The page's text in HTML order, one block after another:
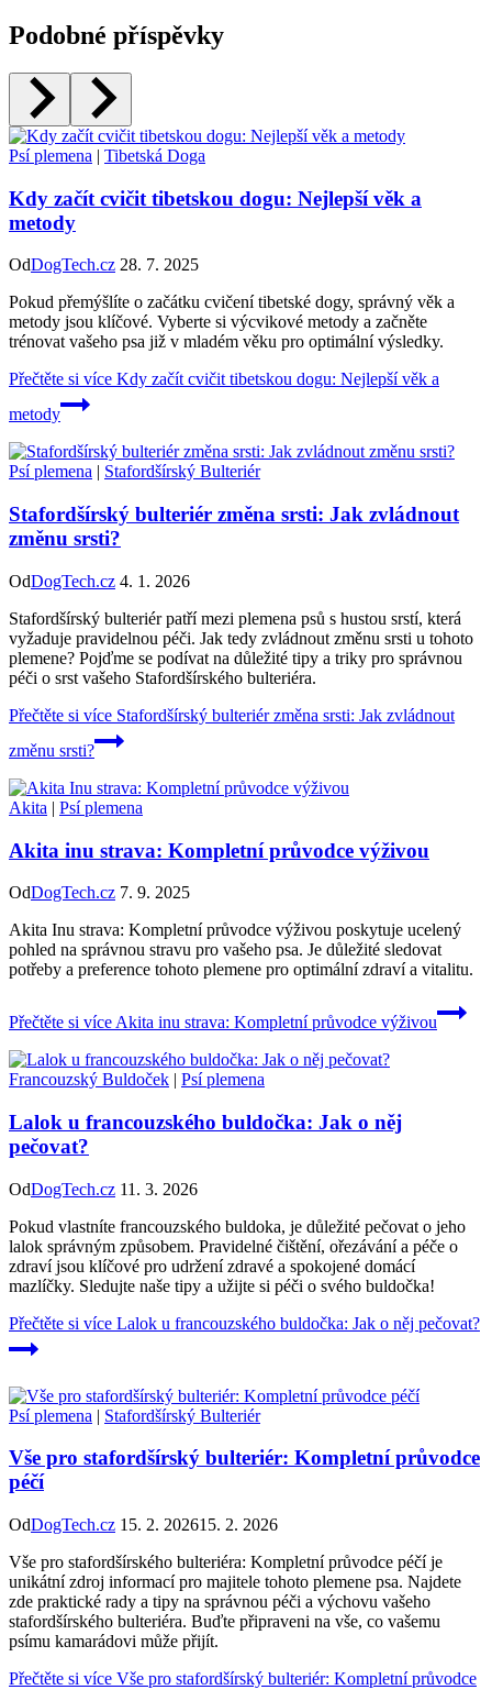
Podobné příspěvky
Psí plemena | Tibetská Doga
Kdy začít cvičit tibetskou dogu: Nejlepší věk a
metody
OdDogTech.cz 28. 7. 2025
Pokud přemýšlíte o začátku cvičení tibetské dogy, správný věk a
metody jsou klíčové. Vyberte si výcvikové metody a začněte
trénovat vašeho psa již v mladém věku pro optimální výsledky.
Přečtěte si více Kdy začít cvičit tibetskou dogu: Nejlepší věk a
metody
Psí plemena | Stafordšírský Bulteriér
Stafordšírský bulteriér změna srsti: Jak zvládnout
změnu srsti?
OdDogTech.cz 4. 1. 2026
Stafordšírský bulteriér patří mezi plemena psů s hustou srstí, která
vyžaduje pravidelnou péči. Jak tedy zvládnout změnu srsti u tohoto
plemene? Pojďme se podívat na důležité tipy a triky pro správnou
péči o srst vašeho Stafordšírského bulteriéra.
Přečtěte si více Stafordšírský bulteriér změna srsti: Jak zvládnout
změnu srsti?
Akita | Psí plemena
Akita inu strava: Kompletní průvodce výživou
OdDogTech.cz 7. 9. 2025
Akita Inu strava: Kompletní průvodce výživou poskytuje ucelený
pohled na správnou stravu pro vašeho psa. Je důležité sledovat
potřeby a preference tohoto plemene pro optimální zdraví a vitalitu.
Přečtěte si více Akita inu strava: Kompletní průvodce výživou
Francouzský Buldoček | Psí plemena
Lalok u francouzského buldočka: Jak o něj
pečovat?
OdDogTech.cz 11. 3. 2026
Pokud vlastníte francouzského buldoka, je důležité pečovat o jeho
lalok správným způsobem. Pravidelné čištění, ořezávání a péče o
zdraví jsou klíčové pro udržení zdravé a spokojené domácí
mazlíčky. Sledujte naše tipy a užijte si péči o svého buldočka!
Přečtěte si více Lalok u francouzského buldočka: Jak o něj pečovat?
Psí plemena | Stafordšírský Bulteriér
Vše pro stafordšírský bulteriér: Kompletní průvodce
péčí
OdDogTech.cz 15. 2. 202615. 2. 2026
Vše pro stafordšírského bulteriéra: Kompletní průvodce péčí je
unikátní zdroj informací pro majitele tohoto plemene psa. Najdete
zde praktické rady a tipy na správnou péči a výchovu vašeho
stafordšírského bulteriéra. Buďte připraveni na vše, co vašemu
psímu kamarádovi může přijít.
Přečtěte si více Vše pro stafordšírský bulteriér: Kompletní průvodce